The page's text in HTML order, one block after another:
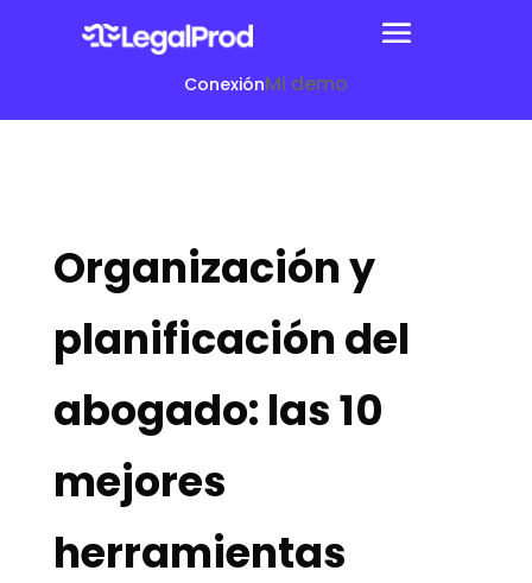
ConexiónMi demo
Organización y
planificación del
abogado: las 10
mejores
herramientas